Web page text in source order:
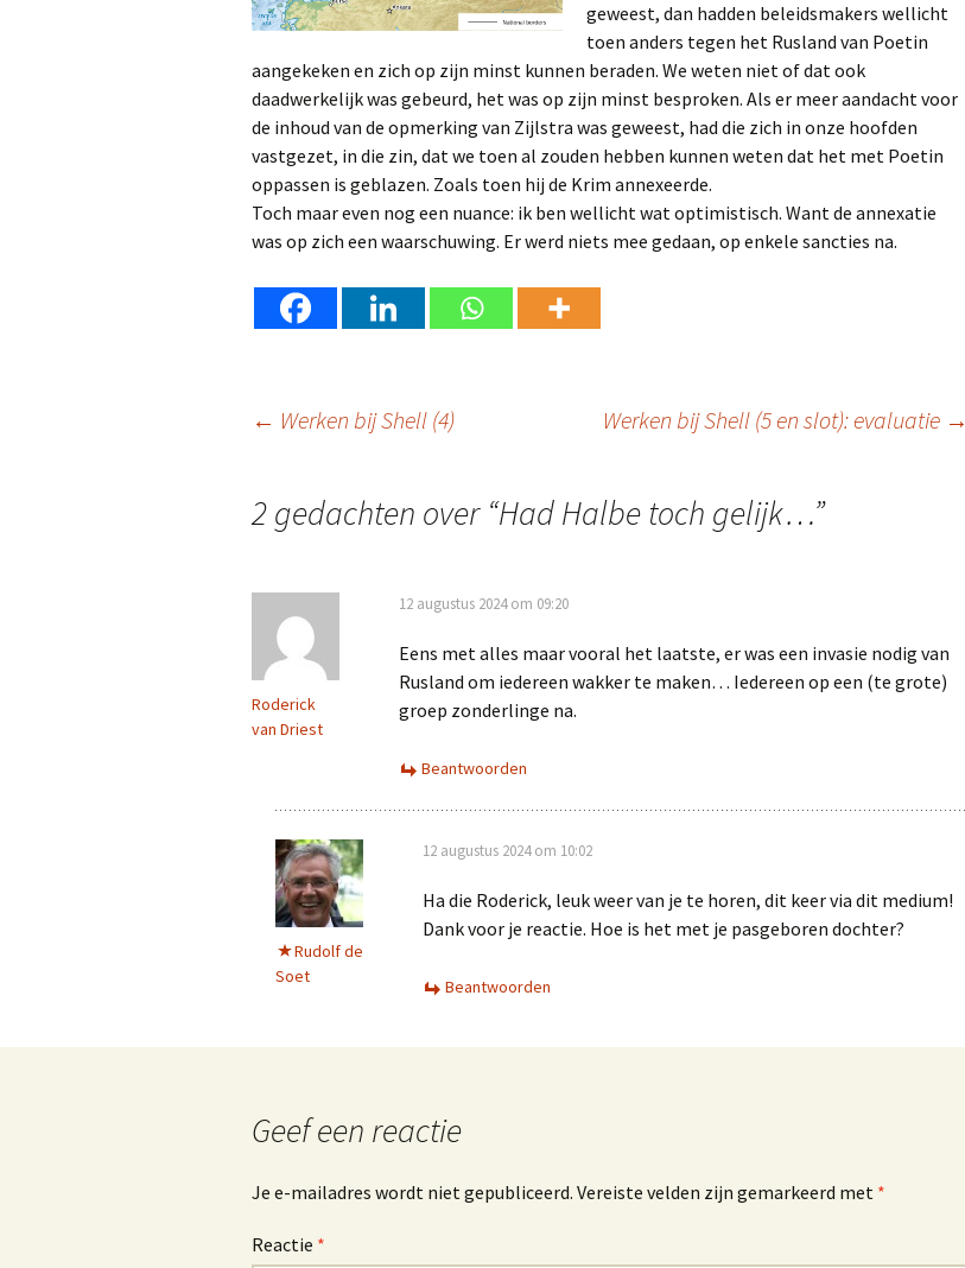
geweest, dan hadden beleidsmakers wellicht
toen anders tegen het Rusland van Poetin
aangekeken en zich op zijn minst kunnen beraden. We weten niet of dat ook
daadwerkelijk was gebeurd, het was op zijn minst besproken. Als er meer aandacht voor
de inhoud van de opmerking van Zijlstra was geweest, had die zich in onze hoofden
vastgezet, in die zin, dat we toen al zouden hebben kunnen weten dat het met Poetin
oppassen is geblazen. Zoals toen hij de Krim annexeerde.
Toch maar even nog een nuance: ik ben wellicht wat optimistisch. Want de annexatie
was op zich een waarschuwing. Er werd niets mee gedaan, op enkele sancties na.
Berichtnavigatie
← Werken bij Shell (4) Werken bij Shell (5 en slot): evaluatie →
2 gedachten over “Had Halbe toch gelijk…”
Roderick
van Driest
12 augustus 2024 om 09:20
Eens met alles maar vooral het laatste, er was een invasie nodig van
Rusland om iedereen wakker te maken… Iedereen op een (te grote)
groep zonderlinge na.
Beantwoorden
Rudolf de
Soet
12 augustus 2024 om 10:02
Ha die Roderick, leuk weer van je te horen, dit keer via dit medium!
Dank voor je reactie. Hoe is het met je pasgeboren dochter?
Beantwoorden
Geef een reactie
Je e-mailadres wordt niet gepubliceerd. Vereiste velden zijn gemarkeerd met *
Reactie *